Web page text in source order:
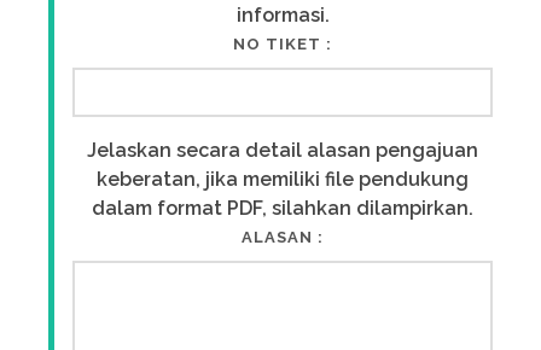
informasi.
NO TIKET :
Jelaskan secara detail alasan pengajuan
keberatan, jika memiliki file pendukung
dalam format PDF, silahkan dilampirkan.
ALASAN :